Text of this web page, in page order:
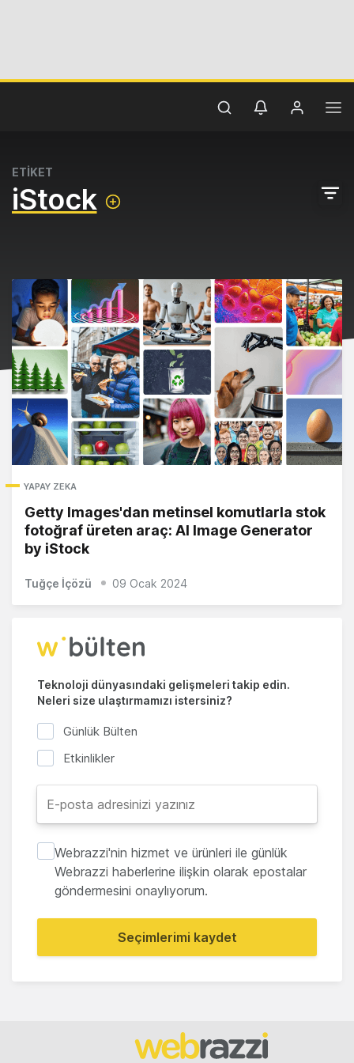
ETİKET
iStock
YAPAY ZEKA
Getty Images'dan metinsel komutlarla stok
fotoğraf üreten araç: AI Image Generator
by iStock
Tuğçe İçözü 09 Ocak 2024
Teknoloji dünyasındaki gelişmeleri takip edin.
Neleri size ulaştırmamızı istersiniz?
Günlük Bülten
Etkinlikler
Webrazzi'nin hizmet ve ürünleri ile günlük
Webrazzi haberlerine ilişkin olarak epostalar
göndermesini onaylıyorum.
Seçimlerimi kaydet